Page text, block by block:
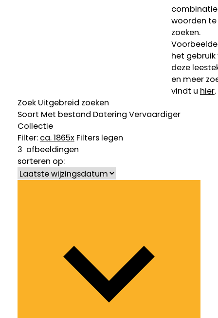
woorden te
zoeken.
het gebruik
deze
en meer
vindt u hier.
Zoek Uitgebreid zoeken
Soort Met bestand Datering Vervaardiger
Collectie
Filter: ca. 1865x Filters legen
3 afbeeldingen
sorteren op: